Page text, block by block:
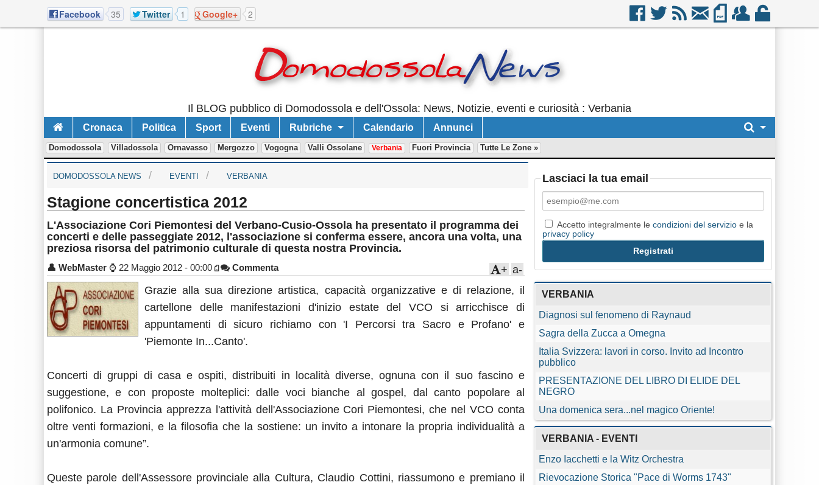
Facebook 35 Twitter 1 Google+ 2
Il BLOG pubblico di Domodossola e dell'Ossola: News, Notizie, eventi e curiosità : Verbania
Cronaca Politica Sport Eventi Rubriche Calendario Annunci
Domodossola Villadossola Ornavasso Mergozzo Vogogna Valli Ossolane Verbania Fuori Provincia Tutte Le Zone »
DOMODOSSOLA NEWS EVENTI VERBANIA
Stagione concertistica 2012
L'Associazione Cori Piemontesi del Verbano-Cusio-Ossola ha presentato il programma dei
concerti e delle passeggiate 2012, l'associazione si conferma essere, ancora una volta, una
preziosa risorsa del patrimonio culturale di questa nostra Provincia.
👤 WebMaster ⌚ 22 Maggio 2012 - 00:00 Commenta a-
+
Grazie alla sua direzione artistica, capacità organizzative e di relazione, il
cartellone delle manifestazioni d'inizio estate del VCO si arricchisce di
appuntamenti di sicuro richiamo con 'I Percorsi tra Sacro e Profano' e
'Piemonte In...Canto'.
Concerti di gruppi di casa e ospiti, distribuiti in località diverse, ognuna con il suo fascino e
suggestione, e con proposte molteplici: dalle voci bianche al gospel, dal canto popolare al
polifonico. La Provincia apprezza l'attività dell'Associazione Cori Piemontesi, che nel VCO conta
oltre venti formazioni, e la filosofia che la sostiene: un invito a intonare la propria individualità a
un'armonia comune”.
Queste parole dell'Assessore provinciale alla Cultura, Claudio Cottini, riassumono e premiano il
Lasciaci la tua email
Accetto integralmente lecondizioni del servizio e la
privacy policy
VERBANIA
Diagnosi sul fenomeno di Raynaud
Sagra della Zucca a Omegna
Italia Svizzera: lavori in corso. Invito ad Incontro
pubblico
PRESENTAZIONE DEL LIBRO DI ELIDE DEL
NEGRO
Una domenica sera...nel magico Oriente!
VERBANIA - EVENTI
Enzo Iacchetti e la Witz Orchestra
Rievocazione Storica "Pace di Worms 1743"